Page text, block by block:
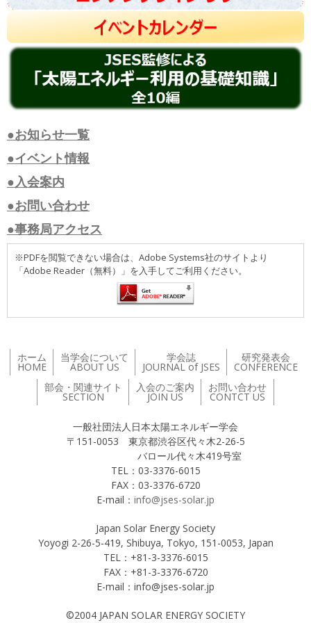
●お知らせ一覧
●イベント情報
●入会案内
●お問い合わせ
●事務局アクセス
※PDFを閲覧できない場合は、Adobe Systems社のサイトより
「Adobe Reader（無料）」を入手してご利用ください。
ホーム
HOME
当学会について
ABOUT US
学会誌
JOURNAL of JSES
研究発表会
CONFERENCE
部会・関連サイト
SECTION
入会のご案内
JOIN US
お問い合わせ
CONTCT US
一般社団法人日本太陽エネルギー学会
〒151-0053 東京都渋谷区代々木2-26-5
バロール代々木419号室
TEL：03-3376-6015
FAX：03-3376-6720
E-mail： info@jses-solar.jp
Japan Solar Energy Society
Yoyogi 2-26-5-419, Shibuya, Tokyo, 151-0053, Japan
TEL：+81-3-3376-6015
FAX：+81-3-3376-6720
E-mail：info@jses-solar.jp
©2004 JAPAN SOLAR ENERGY SOCIETY